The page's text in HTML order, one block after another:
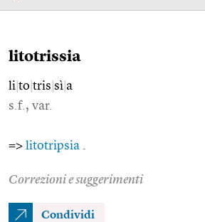
litotrissia
li to tris sì a
s.f., var.
=> litotripsia
Correzioni e suggerimenti
Condividi